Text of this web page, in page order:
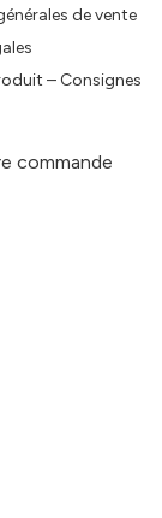
de vente
– Consignes
commande